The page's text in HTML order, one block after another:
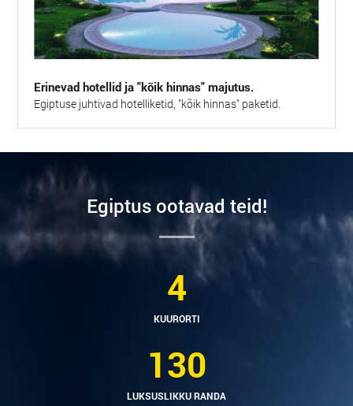
Erinevad hotellid ja "kõik hinnas" majutus.
Egiptuse juhtivad hotelliketid, "kõik hinnas" paketid.
Еgiptus ootavad teid!
4
KUURORTI
130
LUKSUSLIKKU RANDA